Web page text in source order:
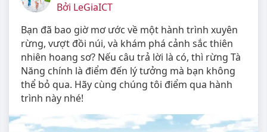
Bởi LeGiaICT
Bạn đã bao giờ mơ ước về một hành trình xuyên
rừng, vượt đồi núi, và khám phá cảnh sắc thiên
nhiên hoang sơ? Nếu câu trả lời là có, thì rừng Tà
Năng chính là điểm đến lý tưởng mà bạn không
thể bỏ qua. Hãy cùng chúng tôi điểm qua hành
trình này nhé!